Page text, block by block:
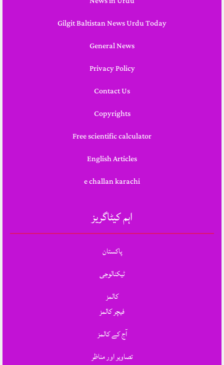
Gilgit Baltistan News Urdu Today
General News
Privacy Policy
Contact Us
Copyrights
Free scientific calculator
English Articles
e challan karachi
اہم کیٹاگریز
پاکستان
ٹیکنالوجی
کالمز
فیچر کالمز
آج کے کالمز
تصاویر اور مناظر